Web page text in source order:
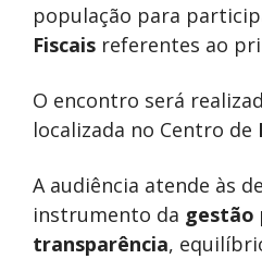
população para
Fiscais referentes ao
O encontro será
localizada no Centro de
A audiência atende às
instrumento da gestão
transparência,